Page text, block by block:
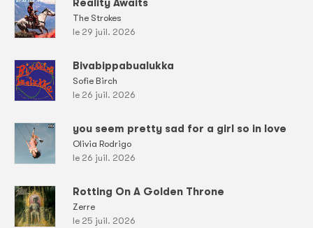
Reality Awaits
The Strokes
le 29 juil. 2026
Bivabippabualukka
Sofie Birch
le 26 juil. 2026
you seem pretty sad for a girl so in love
Olivia Rodrigo
le 26 juil. 2026
Rotting On A Golden Throne
Zerre
le 25 juil. 2026